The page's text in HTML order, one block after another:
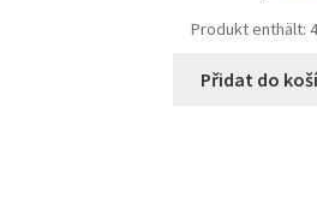
Produkt enthält:
Přidat do